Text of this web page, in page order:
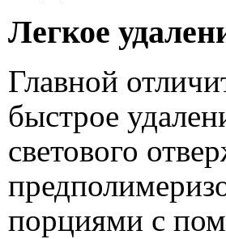
Легкое
Главной
быстрое
светового
порциями с